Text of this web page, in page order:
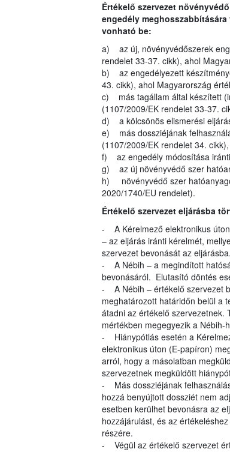
Értékelő szervezet
engedély
vonható be:
a) az új, növényvédőszerek
rendelet 33-37. cikk), ahol
b) az engedélyezett
43. cikk), ahol Magyarország
c) más tagállam által készített
(1107/2009/EK rendelet 33-37.
d) a kölcsönös elismerési
e) más dossziéjának
(1107/2009/EK rendelet 34. cikk),
f) az engedély módosítása iránti
g) az új növényvédő szer
h) növényvédő szer
2020/1740/EU rendelet).
Értékelő szervezet eljárásba
- A Kérelmező elektronikus
– az eljárás iránti kérelmét,
szervezet bevonását az eljárásba.
- A Nébih – a megindított
bevonásáról. Elutasító döntés
- A Nébih – értékelő szervezet
meghatározott határidőn belül a
átadni az értékelő szervezetnek.
mértékben megegyezik a Nébih-
- Hiánypótlás esetén a
elektronikus úton (E-papíron)
arról, hogy a másolatban
szervezetnek megküldött
- Más dossziéjának
hozzá benyújtott dossziét nem
esetben kerülhet bevonásra az
hozzájárulást, és az
részére.
- Végül az értékelő szervezet